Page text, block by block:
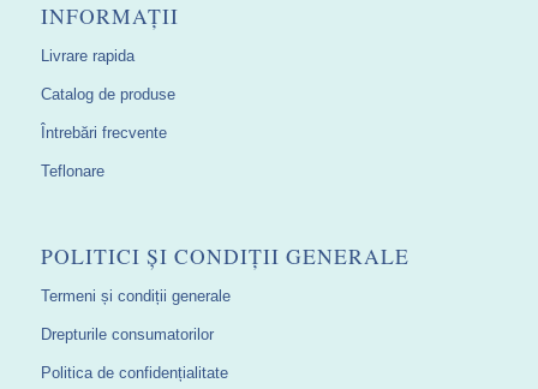
INFORMAȚII
Livrare rapida
Catalog de produse
Întrebări frecvente
Teflonare
POLITICI ȘI CONDIȚII GENERALE
Termeni și condiții generale
Drepturile consumatorilor
Politica de confidențialitate